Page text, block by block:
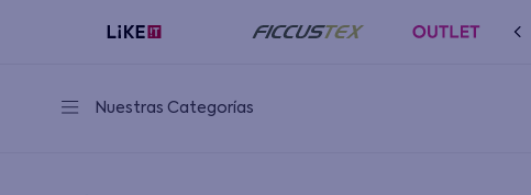
Nuestras Categorías